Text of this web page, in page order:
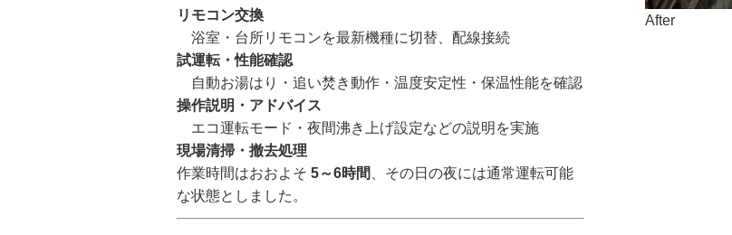
リモコン交換
浴室・台所リモコンを最新機種に切替、配線接続
試運転・性能確認
自動お湯はり・追い焚き動作・温度安定性・保温性能を確認
操作説明・アドバイス
エコ運転モード・夜間沸き上げ設定などの説明を実施
現場清掃・撤去処理
作業時間はおおよそ 5～6時間
、その日の夜には通常運転可能
な状態としました。
After